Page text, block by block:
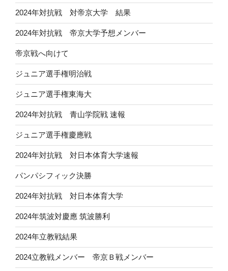
2024年対抗戦 対帝京大学 結果
2024年対抗戦 帝京大学予想メンバー
帝京戦へ向けて
ジュニア選手権明治戦
ジュニア選手権東海大
2024年対抗戦 青山学院戦 速報
ジュニア選手権慶應戦
2024年対抗戦 対日本体育大学速報
パンパシフィック決勝
2024年対抗戦 対日本体育大学
2024年筑波対慶應 筑波勝利
2024年立教戦結果
2024立教戦メンバー 帝京Ｂ戦メンバー